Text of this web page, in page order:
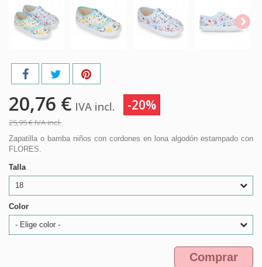
20,76 € IVA incl. -20%
25,95 €IVA incl.
Zapatilla o bamba niños con cordones en lona algodón estampado con
FLORES.
Talla
18
Color
- Elige color -
Comprar